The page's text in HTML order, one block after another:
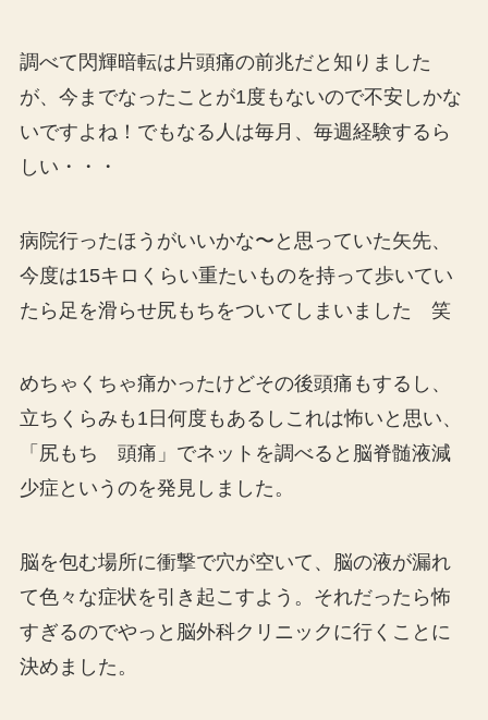
調べて閃輝暗転は片頭痛の前兆だと知りました
が、今までなったことが1度もないので不安しかな
いですよね！でもなる人は毎月、毎週経験するら
しい・・・
病院行ったほうがいいかな〜と思っていた矢先、
今度は15キロくらい重たいものを持って歩いてい
たら足を滑らせ尻もちをついてしまいました 笑
めちゃくちゃ痛かったけどその後頭痛もするし、
立ちくらみも1日何度もあるしこれは怖いと思い、
「尻もち 頭痛」でネットを調べると脳脊髄液減
少症というのを発見しました。
脳を包む場所に衝撃で穴が空いて、脳の液が漏れ
て色々な症状を引き起こすよう。それだったら怖
すぎるのでやっと脳外科クリニックに行くことに
決めました。